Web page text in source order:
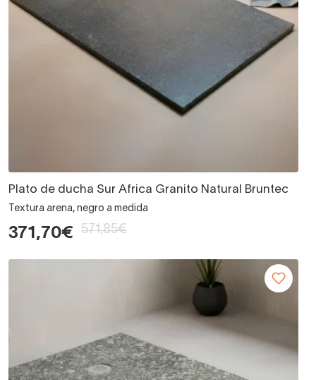
Plato de ducha Sur Africa Granito Natural Bruntec
Textura arena, negro a medida
371,70€ 571,85€